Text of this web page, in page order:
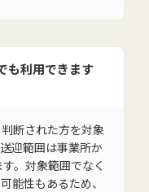
も利用できます
断された方を対象
迎範囲は事業所か
。対象範囲でなく
能性もあるため、